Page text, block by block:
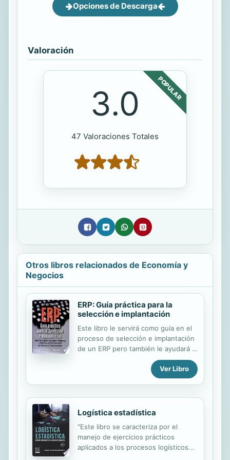
Opciones de Descarga
Valoración
POPULAR
3.0
47 Valoraciones Totales
Otros libros relacionados de Economía y
Negocios
ERP: Guía práctica para la
selección e implantación
Este libro le servirá como guía en el
proceso de selección e implantación
de un ERP pero también le ayudará a
responder las preguntas clave que
se han ido repitiendo a lo largo de la
consolidación de este sistema.
para qué sirve? ¿Ha analizado si se
necesita un ERP o sabe cómo
directos e indirectos de un ERP?
¿Conoce qué valor añadido puede
aportar un ERP a las diferentes áreas
Ver Libro
Logística estadística
"Este libro se caracteriza por el
manejo de ejercicios prácticos
aplicados a los procesos logísticos